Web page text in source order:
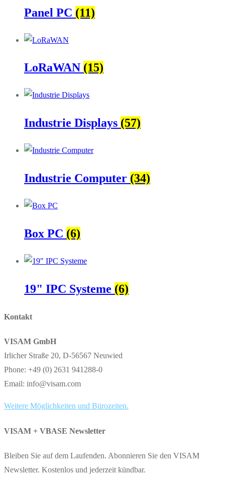
Panel PC (11)
LoRaWAN (15)
Industrie Displays (57)
Industrie Computer (34)
Box PC (6)
19" IPC Systeme (6)
Kontakt
VISAM GmbH
Irlicher Straße 20, D-56567 Neuwied
Phone: +49 (0) 2631 941288-0
Email: info@visam.com
Weitere Möglichkeiten und Bürozeiten.
VISAM + VBASE Newsletter
Bleiben Sie auf dem Laufenden. Abonnieren Sie den VISAM
Newsletter. Kostenlos und jederzeit kündbar.